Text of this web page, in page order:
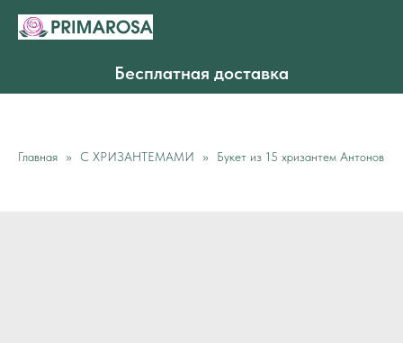
Бесплатная доставка
Главная С ХРИЗАНТЕМАМИ Букет из 15 хризантем Антонов